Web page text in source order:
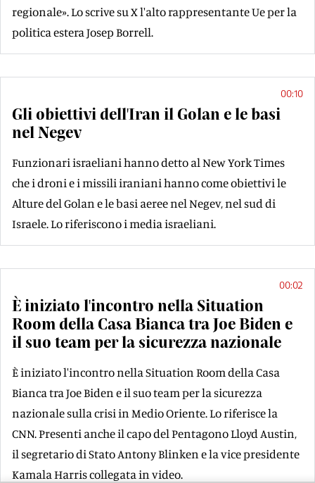
regionale». Lo scrive su X l'alto rappresentante Ue per la
politica estera Josep Borrell.
00:10
Gli obiettivi dell'Iran il Golan e le basi
nel Negev
Funzionari israeliani hanno detto al New York Times
che i droni e i missili iraniani hanno come obiettivi le
Alture del Golan e le basi aeree nel Negev, nel sud di
Israele. Lo riferiscono i media israeliani.
00:02
È iniziato l'incontro nella Situation
Room della Casa Bianca tra Joe Biden e
il suo team per la sicurezza nazionale
È iniziato l'incontro nella Situation Room della Casa
Bianca tra Joe Biden e il suo team per la sicurezza
nazionale sulla crisi in Medio Oriente. Lo riferisce la
CNN. Presenti anche il capo del Pentagono Lloyd Austin,
il segretario di Stato Antony Blinken e la vice presidente
Kamala Harris collegata in video.